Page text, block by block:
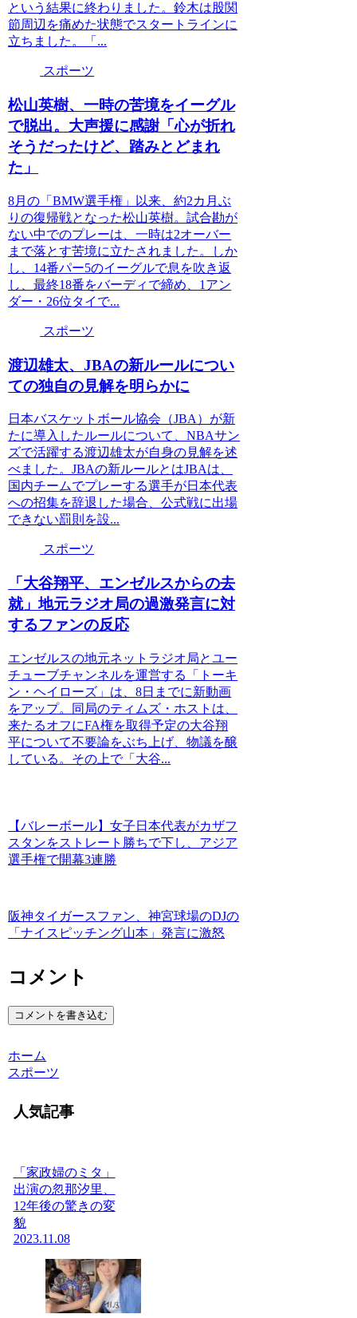
という結果に終わりました。鈴木は股関
節周辺を痛めた状態でスタートラインに
立ちました。「...
スポーツ
松山英樹、一時の苦境をイーグル
で脱出。大声援に感謝「心が折れ
そうだったけど、踏みとどまれ
た」
8月の「BMW選手権」以来、約2カ月ぶ
りの復帰戦となった松山英樹。試合勘が
ない中でのプレーは、一時は2オーバー
まで落とす苦境に立たされました。しか
し、14番パー5のイーグルで息を吹き返
し、最終18番をバーディで締め、1アン
ダー・26位タイで...
スポーツ
渡辺雄太、JBAの新ルールについ
ての独自の見解を明らかに
日本バスケットボール協会（JBA）が新
たに導入したルールについて、NBAサン
ズで活躍する渡辺雄太が自身の見解を述
べました。JBAの新ルールとはJBAは、
国内チームでプレーする選手が日本代表
への招集を辞退した場合、公式戦に出場
できない罰則を設...
スポーツ
「大谷翔平、エンゼルスからの去
就」地元ラジオ局の過激発言に対
するファンの反応
エンゼルスの地元ネットラジオ局とユー
チューブチャンネルを運営する「トーキ
ン・ヘイローズ」は、8日までに新動画
をアップ。同局のティムズ・ホストは、
来たるオフにFA権を取得予定の大谷翔
平について不要論をぶち上げ、物議を醸
している。その上で「大谷...
【バレーボール】女子日本代表がカザフ
スタンをストレート勝ちで下し、アジア
選手権で開幕3連勝
阪神タイガースファン、神宮球場のDJの
「ナイスピッチング山本」発言に激怒
コメント
コメントを書き込む
ホーム
スポーツ
人気記事
「家政婦のミタ」
出演の忽那汐里、
12年後の驚きの変
貌
2023.11.08